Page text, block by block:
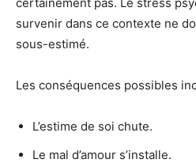
survenir dans ce contexte ne
sous-estimé.
Les conséquences possibles
L’estime de soi chute.
Le mal d’amour s’installe.